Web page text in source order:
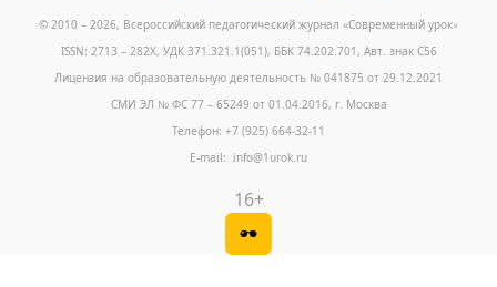
© 2010 – 2026, Всероссийский педагогический журнал «Современный урок»
ISSN: 2713 – 282X, УДК 371.321.1(051), ББК 74.202.701, Авт. знак С56
Лицензия на образовательную деятельность № 041875 от 29.12.2021
СМИ ЭЛ № ФС 77 – 65249 от 01.04.2016, г. Москва
Телефон: +7 (925) 664-32-11
E-mail: info@1urok.ru
16+